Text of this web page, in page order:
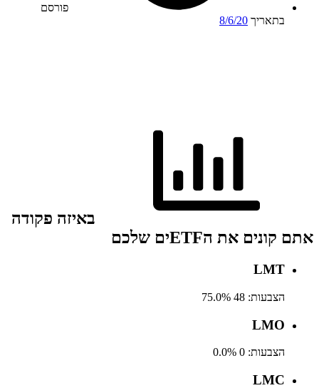
פורסם
בתאריך 8/6/20
באיזה פקודה
אתם קונים את הETFים שלכם
LMT
הצבעות: 75.0%
LMO
הצבעות: 0.0%
LMC